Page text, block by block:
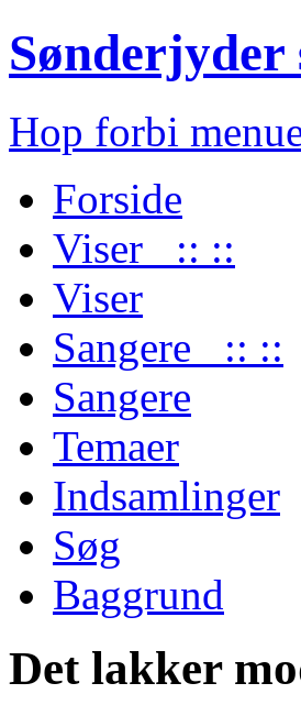
Sønderjyder
Hop forbi
Forside
Viser :: ::
Viser
Sangere :: ::
Sangere
Temaer
Indsamlinger
Søg
Baggrund
Det lakker